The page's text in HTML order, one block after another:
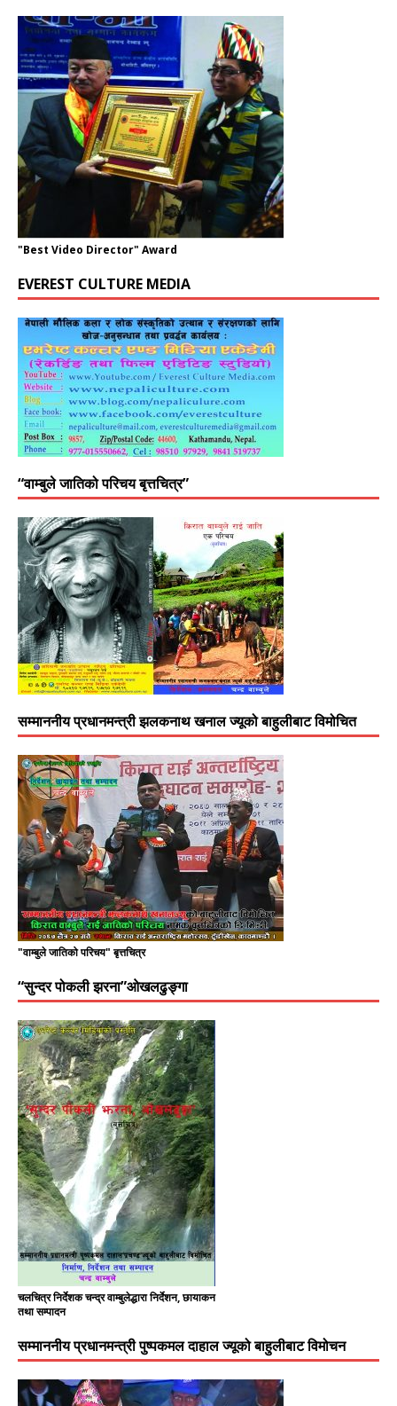
"Best Video Director" Award
EVEREST CULTURE MEDIA
“वाम्बुले जातिको परिचय बृत्तचित्र”
सम्माननीय प्रधानमन्त्री झलकनाथ खनाल ज्यूको बाहुलीबाट विमोचित
"वाम्बुले जातिको परिचय" बृत्तचित्र
“सुन्दर पोकली झरना”ओखलढुङ्गा
चलचित्र निर्देशक चन्द्र वाम्बुलेद्धारा निर्देशन, छायाकन
तथा सम्पादन
सम्माननीय प्रधानमन्त्री पुष्पकमल दाहाल ज्यूको बाहुलीबाट विमोचन